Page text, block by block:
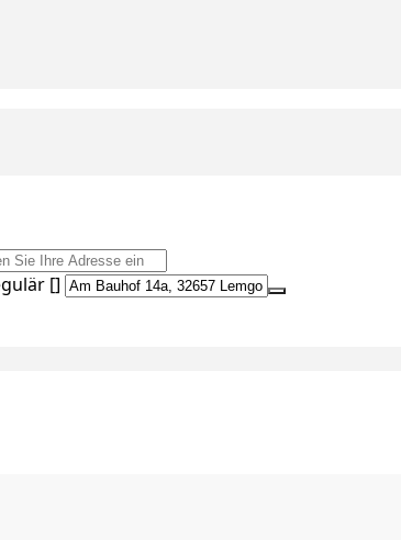
[]